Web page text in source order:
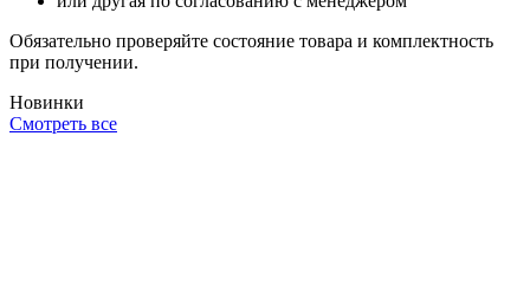
Обязательно проверяйте состояние товара и комплектность
при получении.
Новинки
Смотреть все